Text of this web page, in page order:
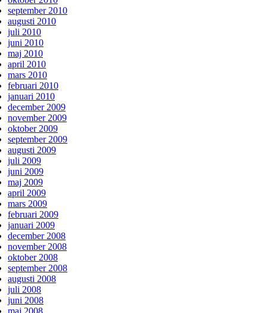
september 2010
augusti 2010
juli 2010
juni 2010
maj 2010
april 2010
mars 2010
februari 2010
januari 2010
december 2009
november 2009
oktober 2009
september 2009
augusti 2009
juli 2009
juni 2009
maj 2009
april 2009
mars 2009
februari 2009
januari 2009
december 2008
november 2008
oktober 2008
september 2008
augusti 2008
juli 2008
juni 2008
maj 2008